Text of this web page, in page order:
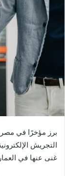
التجريش
غنى عنها في